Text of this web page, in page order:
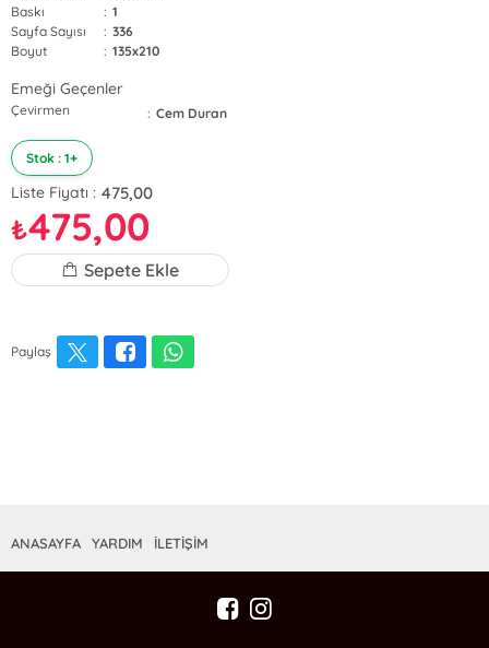
Baskı
: 1
Sayfa Sayısı
: 336
Boyut
: 135x210
Emeği Geçenler
Çevirmen : Cem Duran
Stok : 1+
Liste Fiyatı : 475,00
₺475,00
Sepete Ekle
Paylaş
ANASAYFA YARDIM İLETİŞİM